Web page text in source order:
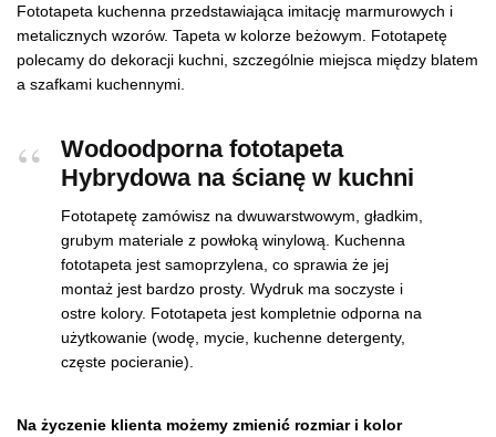
Fototapeta kuchenna przedstawiająca imitację marmurowych i
metalicznych wzorów. Tapeta w kolorze beżowym. Fototapetę
polecamy do dekoracji kuchni, szczególnie miejsca między blatem
a szafkami kuchennymi.
Wodoodporna fototapeta
Hybrydowa na ścianę w kuchni
Fototapetę zamówisz na dwuwarstwowym, gładkim,
grubym materiale z powłoką winylową. Kuchenna
fototapeta jest samoprzylena, co sprawia że jej
montaż jest bardzo prosty. Wydruk ma soczyste i
ostre kolory. Fototapeta jest kompletnie odporna na
użytkowanie (wodę, mycie, kuchenne detergenty,
częste pocieranie).
Na życzenie klienta możemy zmienić rozmiar i kolor